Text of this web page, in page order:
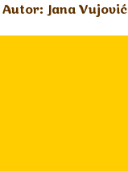
Autor: Jana Vujović